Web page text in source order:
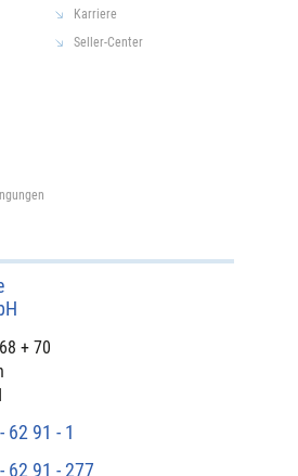
+ 70
62 91 - 1
62 91 - 277
Karriere
Seller-Center